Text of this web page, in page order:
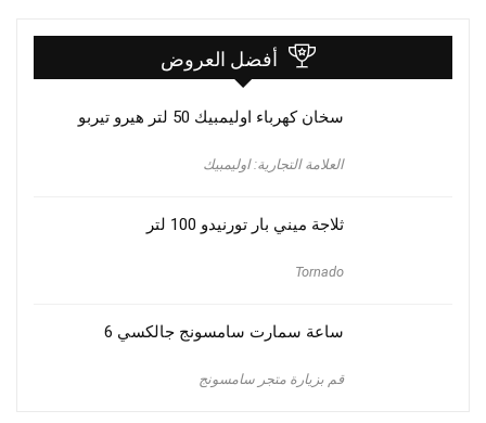
أفضل العروض
سخان كهرباء اوليمبيك 50 لتر هيرو تيربو
العلامة التجارية: اوليمبيك
ثلاجة ميني بار تورنيدو 100 لتر
Tornado
ساعة سمارت سامسونج جالكسي 6
قم بزيارة متجر سامسونج